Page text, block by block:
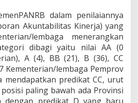
dalam penilaiannya
Akuntabilitas Kinerja) yang
lembaga menerangkan
dibagi yaitu nilai AA (0
A (4), BB (21), B (36), CC
Kementerian/lembaga Pemprov
mendapatkan predikat CC, urut
paling bawah ada Provinsi